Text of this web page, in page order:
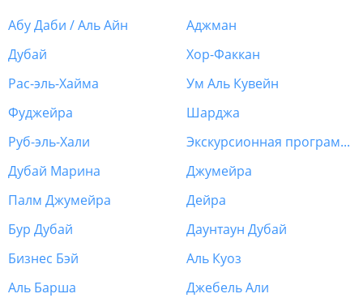
Абу Даби / Аль Айн
Аджман
Дубай
Хор-Факкан
Рас-эль-Хайма
Ум Аль Кувейн
Фуджейра
Шарджа
Руб-эль-Хали
Экскурсионная программа ОАЭ
Дубай Марина
Джумейра
Палм Джумейра
Дейра
Бур Дубай
Даунтаун Дубай
Бизнес Бэй
Аль Куоз
Аль Барша
Джебель Али